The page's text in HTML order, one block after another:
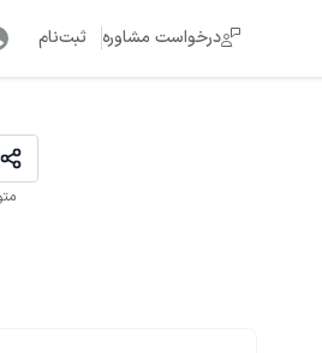
درخواست مشاوره ثبت‌نام